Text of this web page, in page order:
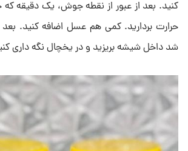
کنید. بعد از عبور از نقطه جوش، یک دقیقه که
حرارت بردارید. کمی هم عسل اضافه کنید.
شد داخل شیشه بریزید و در یخچال نگه داری